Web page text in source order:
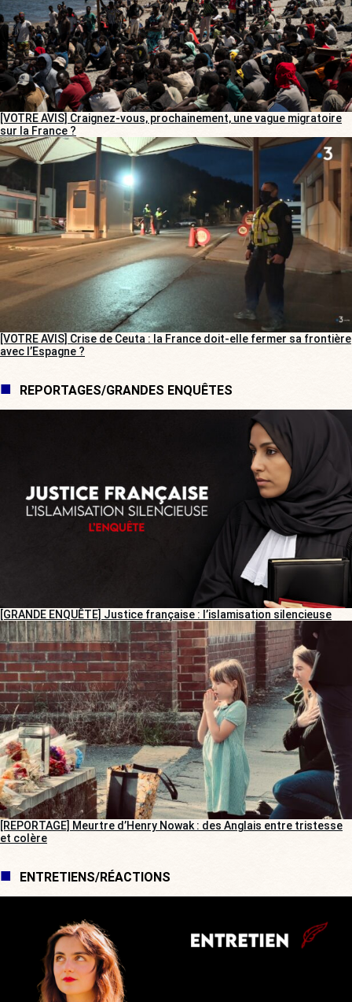
[VOTRE AVIS] Craignez-vous, prochainement, une vague migratoire
sur la France ?
[VOTRE AVIS] Crise de Ceuta : la France doit-elle fermer sa frontière
avec l’Espagne ?
REPORTAGES/GRANDES ENQUÊTES
[GRANDE ENQUÊTE] Justice française : l’islamisation silencieuse
[REPORTAGE] Meurtre d’Henry Nowak : des Anglais entre tristesse
et colère
ENTRETIENS/RÉACTIONS